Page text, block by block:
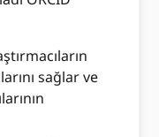
sağlar ve